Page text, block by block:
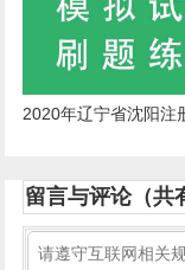
2020年辽宁省沈阳注
留言与评论（共